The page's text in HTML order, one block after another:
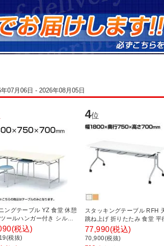
07月06日 - 2026年08月05日
ングテーブル YZ 食堂 休憩
ールハンガー付き シルバ
脚 6人用 国産 幅1800×奥
高さ700mm YZ-1875C
(税込)
税抜)
4位
スタッキングテーブル RFH
跳ね上げ 折りたたみ 食堂 平
タッキング 6人用 国産 幅
奥行750×高さ700mm
77,990(税込)
70,900(税抜)